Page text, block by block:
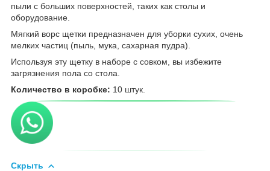
пыли с больших поверхностей, таких как столы и
оборудование.
Мягкий ворс щетки предназначен для уборки сухих, очень
мелких частиц (пыль, мука, сахарная пудра).
Используя эту щетку в наборе с совком, вы избежите
загрязнения пола со стола.
Количество в коробке: 10 штук.
Скрыть